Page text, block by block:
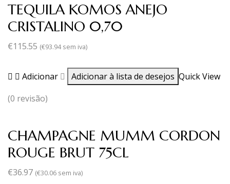
TEQUILA KOMOS ANEJO
CRISTALINO 0,70
€115.55 (€93.94sem iva)
Adicionar Adicionar à lista de desejos Quick View
(0 revisão)
CHAMPAGNE MUMM CORDON
ROUGE BRUT 75CL
€36.97 (€30.06 sem iva)